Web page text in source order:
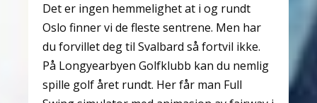
Det er ingen hemmelighet at i og rundt
Oslo finner vi de fleste sentrene. Men har
du forvillet deg til Svalbard så fortvil ikke.
På Longyearbyen Golfklubb kan du nemlig
spille golf året rundt. Her får man Full